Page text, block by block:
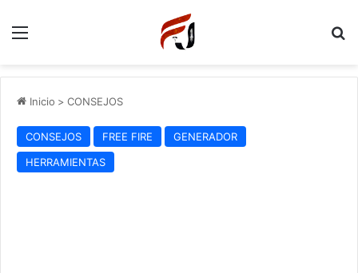
Menu
Inicio > CONSEJOS
CONSEJOS FREE FIRE
GENERADOR
HERRAMIENTAS